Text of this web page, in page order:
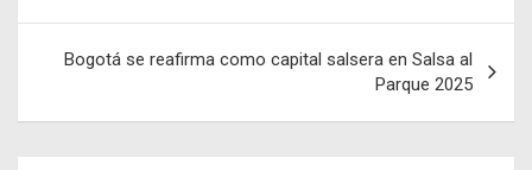
entradas
Bogotá se reafirma como capital salsera en Salsa al
Parque 2025